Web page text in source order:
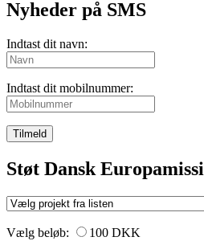
Nyheder på SMS
Indtast dit navn:
Indtast dit mobilnummer:
Tilmeld
Støt Dansk
Vælg beløb:
100 DKK